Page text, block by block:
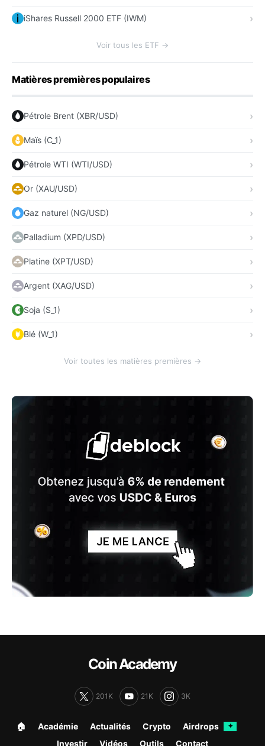
iShares Russell 2000 ETF (IWM)
Voir tous les ETF →
Matières premières populaires
Pétrole Brent (XBR/USD)
Maïs (C_1)
Pétrole WTI (WTI/USD)
Or (XAU/USD)
Gaz naturel (NG/USD)
Palladium (XPD/USD)
Platine (XPT/USD)
Argent (XAG/USD)
Soja (S_1)
Blé (W_1)
Voir toutes les matières premières →
Coin Academy
201K 21K 3K
🏠︎ Académie Actualités Crypto Airdrops ✦
Investir Vidéos Outils Contact